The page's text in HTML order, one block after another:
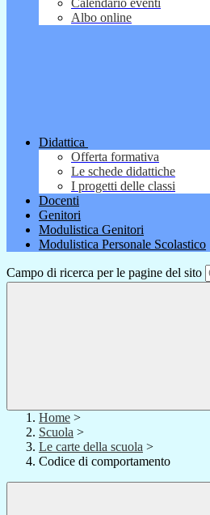
Calendario eventi
Albo online
Didattica
Offerta formativa
Le schede didattiche
I progetti delle classi
Docenti
Genitori
Modulistica Genitori
Modulistica Personale Scolastico
Campo di ricerca per le pagine del sito
Home >
Scuola >
Le carte della scuola >
Codice di comportamento